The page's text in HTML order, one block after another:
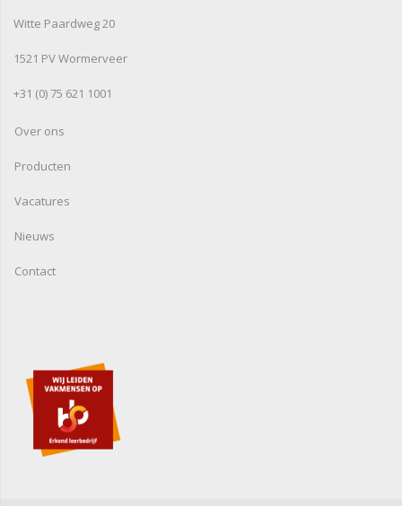
Witte Paardweg 20
1521 PV Wormerveer
+31 (0) 75 621 1001
Over ons
Producten
Vacatures
Nieuws
Contact